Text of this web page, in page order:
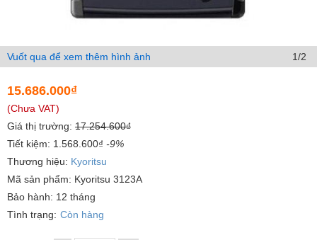
Vuốt qua để xem thêm hình ảnh 1/2
15.686.000₫
(Chưa VAT)
Giá thị trường: 17.254.600₫
Tiết kiệm: 1.568.600₫ -9%
Thương hiệu: Kyoritsu
Mã sản phẩm: Kyoritsu 3123A
Bảo hành: 12 tháng
Tình trạng: Còn hàng